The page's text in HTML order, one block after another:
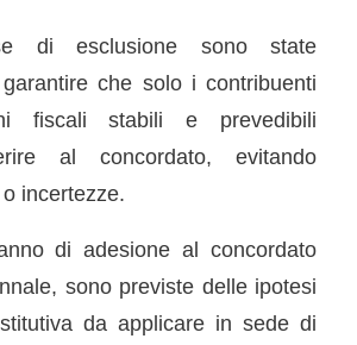
di esclusione sono state
che solo i contribuenti
fiscali stabili e prevedibili
al concordato, evitando
incertezze.
di adesione al concordato
sono previste delle ipotesi
da applicare in sede di